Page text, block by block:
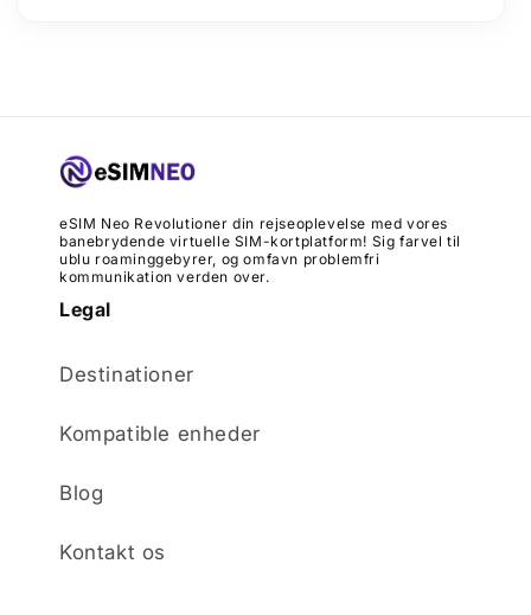
eSIM Neo Revolutioner din rejseoplevelse med vores
banebrydende virtuelle SIM-kortplatform! Sig farvel til
ublu roaminggebyrer, og omfavn problemfri
kommunikation verden over.
Legal
Destinationer
Kompatible enheder
Blog
Kontakt os